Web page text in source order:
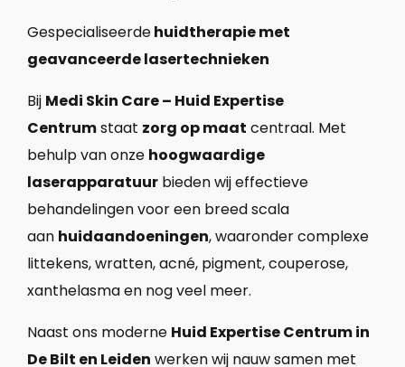
Gespecialiseerdehuidtherapie met
geavanceerde lasertechnieken
Bij Medi Skin Care – Huid Expertise
Centrumstaat zorg op maat centraal. Met
behulp van onze hoogwaardige
laserapparatuur bieden wij effectieve
behandelingen voor een breed scala
aan huidaandoeningen, waaronder complexe
littekens, wratten, acné, pigment, couperose,
xanthelasma en nog veel meer.
Naast ons moderne Huid Expertise Centrum in
De Bilt en Leiden werken wij nauw samen met